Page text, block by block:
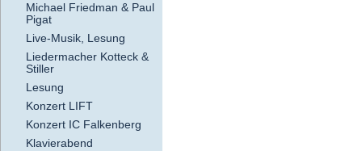
Michael Friedman & Paul
Pigat
Live-Musik, Lesung
Liedermacher Kotteck &
Stiller
Lesung
Konzert LIFT
Konzert IC Falkenberg
Klavierabend